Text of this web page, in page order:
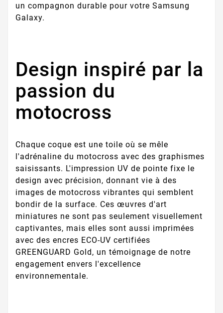
un compagnon durable pour votre Samsung
Galaxy.
Design inspiré par la
passion du
motocross
Chaque coque est une toile où se mêle
l'adrénaline du motocross avec des graphismes
saisissants. L'impression UV de pointe fixe le
design avec précision, donnant vie à des
images de motocross vibrantes qui semblent
bondir de la surface. Ces œuvres d'art
miniatures ne sont pas seulement visuellement
captivantes, mais elles sont aussi imprimées
avec des encres ECO-UV certifiées
GREENGUARD Gold, un témoignage de notre
engagement envers l'excellence
environnementale.